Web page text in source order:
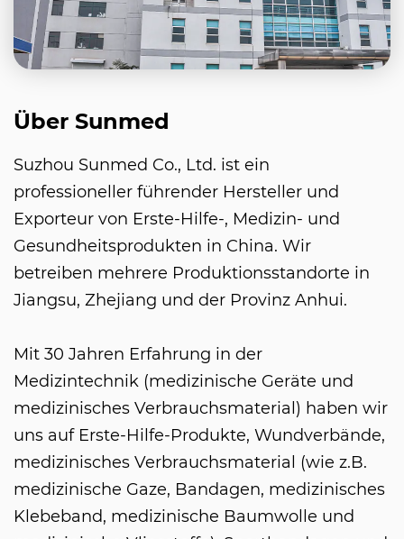
Über Sunmed
Suzhou Sunmed Co., Ltd. ist ein
professioneller führender Hersteller und
Exporteur von Erste-Hilfe-, Medizin- und
Gesundheitsprodukten in China. Wir
betreiben mehrere Produktionsstandorte in
Jiangsu, Zhejiang und der Provinz Anhui.
Mit 30 Jahren Erfahrung in der
Medizintechnik (medizinische Geräte und
medizinisches Verbrauchsmaterial) haben wir
uns auf Erste-Hilfe-Produkte, Wundverbände,
medizinisches Verbrauchsmaterial (wie z.B.
medizinische Gaze, Bandagen, medizinisches
Klebeband, medizinische Baumwolle und